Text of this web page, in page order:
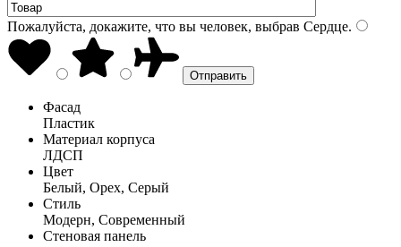
Пожалуйста, докажите, что вы человек, выбрав Сердце.
Фасад
Пластик
Материал корпуса
ЛДСП
Цвет
Белый, Орех, Серый
Стиль
Модерн, Современный
Стеновая панель